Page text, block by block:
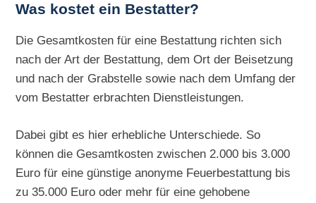
Was kostet ein Bestatter?
Die Gesamtkosten für eine Bestattung richten sich
nach der Art der Bestattung, dem Ort der Beisetzung
und nach der Grabstelle sowie nach dem Umfang der
vom Bestatter erbrachten Dienstleistungen.
Dabei gibt es hier erhebliche Unterschiede. So
können die Gesamtkosten zwischen 2.000 bis 3.000
Euro für eine günstige anonyme Feuerbestattung bis
zu 35.000 Euro oder mehr für eine gehobene